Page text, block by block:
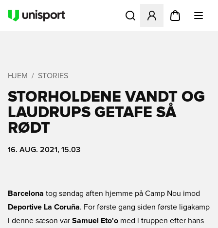
Åbner en Modal til at
HJEM STORIES
STORHOLDENE VANDT OG
LAUDRUPS GETAFE SÅ
RØDT
16. AUG. 2021, 15.03
Barcelona tog søndag aften hjemme på Camp Nou imod
Deportive La Coruña. For første gang siden første ligakamp
i denne sæson var Samuel Eto'o med i truppen efter hans